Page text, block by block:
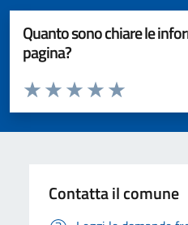
Quanto sono chiare le
pagina?
Valuta da 1 a 5 stelle la pagina
Valuta 5 stelle
Valuta 4 stelle su
Valuta 3 stelle su 5
Valuta 2 stelle su 5
Valuta 1 stelle su 5
Contatta il comune